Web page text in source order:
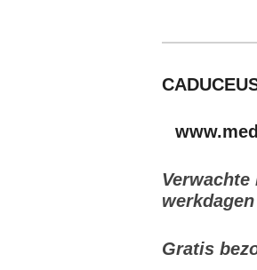
werkdagen
Gratis